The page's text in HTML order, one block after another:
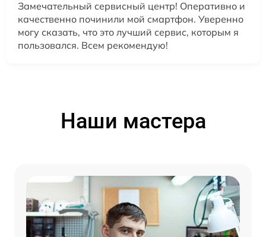
Замечательный сервисный центр! Оперативно и
качественно починили мой смартфон. Уверенно
могу сказать, что это лучший сервис, которым я
пользовался. Всем рекомендую!
Наши мастера